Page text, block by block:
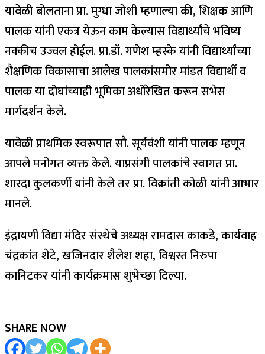
यावेळी बोलताना प्रा. मुग्धा जोशी म्हणाल्या की, शिक्षक आणि
पालक यांनी एकत्र येऊन काम केल्यास विद्यार्थ्यांचे भविष्य
नक्कीच उज्वल होईल. प्रा.डॉ. गणेश म्हस्के यांनी विद्यार्थ्यांच्या
शैक्षणिक विकासाचा आलेख पालकांसमोर मांडत विद्यार्थी व
पालक या दोघांच्याही भूमिका अधोरेखित करून सभेस
मार्गदर्शन केले.
यावेळी प्राथमिक स्वरूपात सौ. सूर्यवंशी यांनी पालक म्हणून
आपले मनोगत व्यक्त केले. याप्रसंगी पालकांचे स्वागत प्रा.
शारदा कुलकर्णी यांनी केले तर प्रा. विक्रांती कोळी यांनी आभार
मानले.
इंद्रायणी विद्या मंदिर संस्थेचे अध्यक्ष रामदास काकडे, कार्यवाह
चंद्रकांत शेटे, खजिनदार शैलेश शहा, विश्वस्त निरुपा
कानिटकर यांनी कार्यक्रमास शुभेच्छा दिल्या.
SHARE NOW